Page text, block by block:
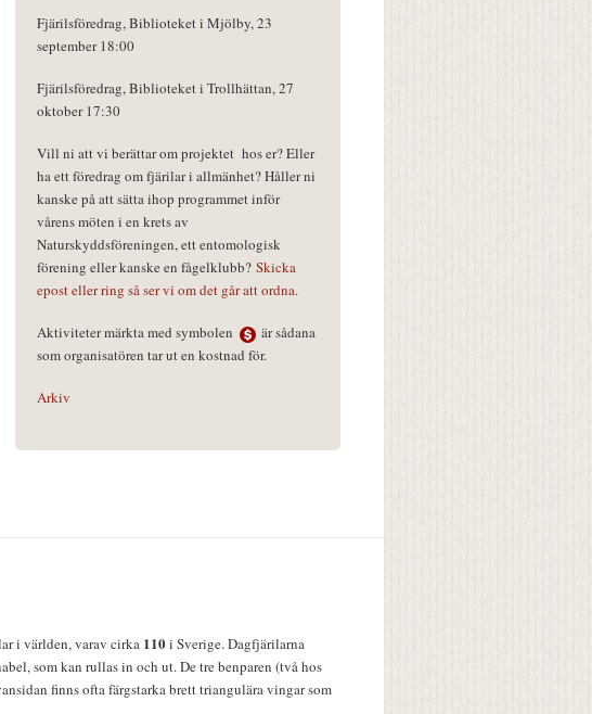
Fjärilsföredrag, Biblioteket i Mjölby, 23
september 18:00
Fjärilsföredrag, Biblioteket i Trollhättan, 27
oktober 17:30
Vill ni att vi berättar om projektet hos er? Eller
ha ett föredrag om fjärilar i allmänhet? Håller ni
kanske på att sätta ihop programmet inför
vårens möten i en krets av
Naturskyddsföreningen, ett entomologisk
förening eller kanske en fågelklubb? Skicka
epost eller ring så ser vi om det går att ordna.
Aktiviteter märkta med symbolen
är sådana
som organisatören tar ut en kostnad för.
Arkiv
i världen, varav cirka 110i Sverige. Dagfjärilarna
som kan rullas in och ut. De tre benparen (två hos
finns ofta färgstarka brett triangulära vingar som